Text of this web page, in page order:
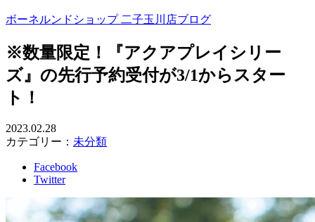
ボーネルンドショップ 二子玉川店ブログ
※数量限定！『アクアプレイシリー
ズ』の先行予約受付が3/1からスター
ト！
2023.02.28
カテゴリー： 未分類
Facebook
Twitter